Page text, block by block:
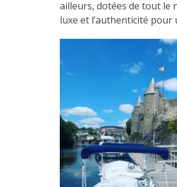
ailleurs, dotées de tout le
luxe et l’authenticité